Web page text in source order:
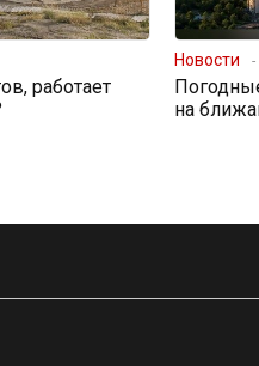
работает
Новости
на